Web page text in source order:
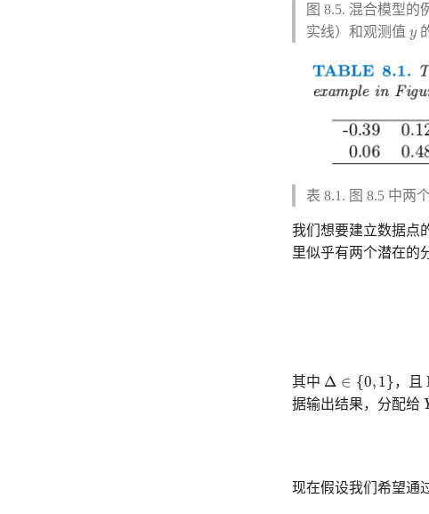
图 8.5. 混合模型
实线）和观测值 y
y
表 8.1. 图 8.5 中两
我们想要建立数据点
里似乎有两个潜在的
其中 Δ ∈ {0,1}
Δ 0,1
，且
据输出结果，分配给
Y
现在假设我们希望通